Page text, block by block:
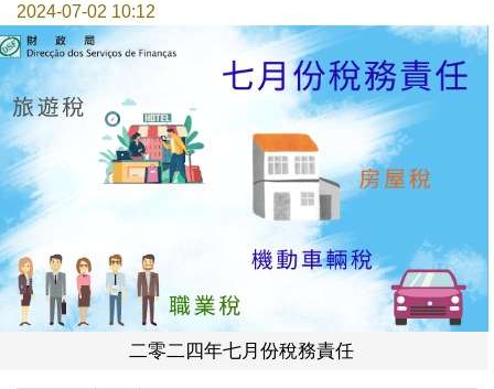
2024-07-02 10:12
二零二四年七月份稅務責任